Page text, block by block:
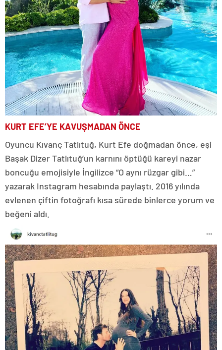
KURT EFE’YE KAVUŞMADAN ÖNCE
Oyuncu Kıvanç Tatlıtuğ, Kurt Efe doğmadan önce, eşi
Başak Dizer Tatlıtuğ’un karnını öptüğü kareyi nazar
boncuğu emojisiyle İngilizce “O aynı rüzgar gibi…”
yazarak Instagram hesabında paylaştı. 2016 yılında
evlenen çiftin fotoğrafı kısa sürede binlerce yorum ve
beğeni aldı.